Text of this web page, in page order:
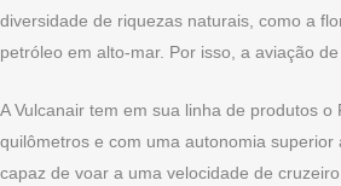
diversidade de riquezas naturais, como a
petróleo em alto-mar. Por isso, a aviação
A Vulcanair tem em sua linha de produtos
quilômetros e com uma autonomia
capaz de voar a uma velocidade de cruzeiro